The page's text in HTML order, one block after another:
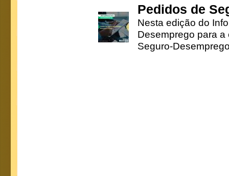
Pedidos de
Nesta edição do
Desemprego para
Seguro-